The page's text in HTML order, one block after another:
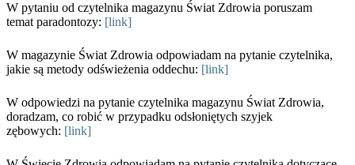
W pytaniu od czytelnika magazynu Świat Zdrowia poruszam
temat paradontozy: [link]
W magazynie Świat Zdrowia odpowiadam na pytanie czytelnika,
jakie są metody odświeżenia oddechu: [link]
W odpowiedzi na pytanie czytelnika magazynu Świat Zdrowia,
doradzam, co robić w przypadku odsłoniętych szyjek
zębowych: [link]